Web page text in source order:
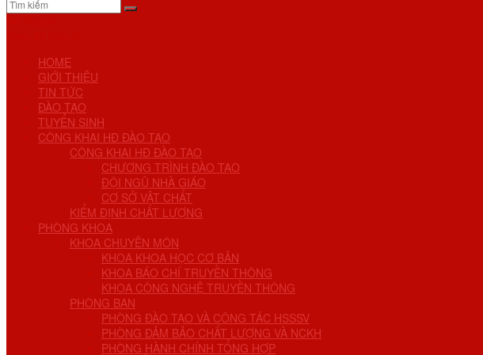
HOME
GIỚI THIỆU
TIN TỨC
ĐÀO TẠO
TUYỂN SINH
CÔNG KHAI HĐ ĐÀO TẠO
CÔNG KHAI HĐ ĐÀO TẠO
CHƯƠNG TRÌNH ĐÀO TẠO
ĐỘI NGŨ NHÀ GIÁO
CƠ SỞ VẬT CHẤT
KIỂM ĐỊNH CHẤT LƯỢNG
PHÒNG KHOA
KHOA CHUYÊN MÔN
KHOA KHOA HỌC CƠ BẢN
KHOA BÁO CHÍ TRUYỀN THÔNG
KHOA CÔNG NGHỆ TRUYỀN THÔNG
PHÒNG BAN
PHÒNG ĐÀO TẠO VÀ CÔNG TÁC HSSSV
PHÒNG ĐẢM BẢO CHẤT LƯỢNG VÀ NCKH
PHÒNG HÀNH CHÍNH TỔNG HỢP